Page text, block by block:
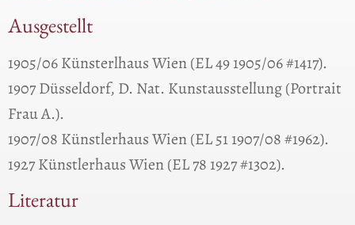
Ausgestellt
1905/06 Künsterlhaus Wien (EL 49 1905/06 #1417).
1907 Düsseldorf, D. Nat. Kunstausstellung (Portrait
Frau A.).
1907/08 Künstlerhaus Wien (EL 51 1907/08 #1962).
1927 Künstlerhaus Wien (EL 78 1927 #1302).
Literatur